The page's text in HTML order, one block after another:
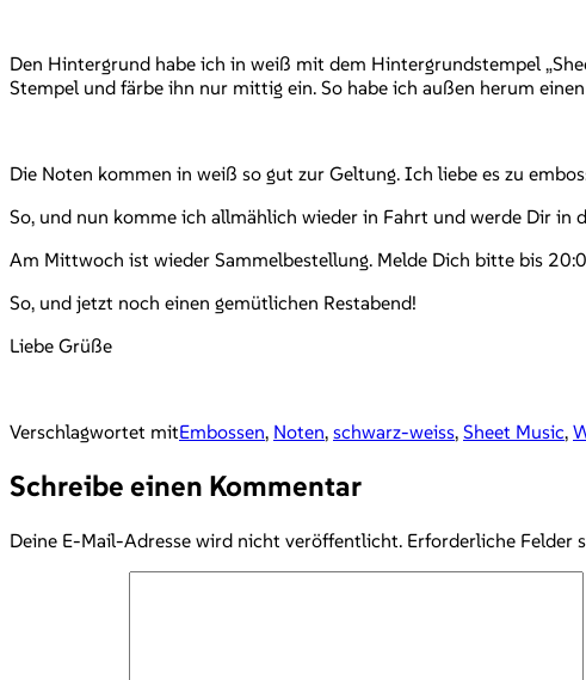
Den Hintergrund habe ich in weiß mit dem Hintergrundstempel
Stempel und färbe ihn nur mittig ein. So habe ich außen herum
Die Noten kommen in weiß so gut zur Geltung. Ich liebe es zu
So, und nun komme ich allmählich wieder in Fahrt und werde Dir
Am Mittwoch ist wieder Sammelbestellung. Melde Dich bitte bis
So, und jetzt noch einen gemütlichen Restabend!
Liebe Grüße
Verschlagwortet mitEmbossen, Noten, schwarz-weiss, Sheet Music,
Schreibe einen Kommentar
Deine E-Mail-Adresse wird nicht veröffentlicht. Erforderliche Felder